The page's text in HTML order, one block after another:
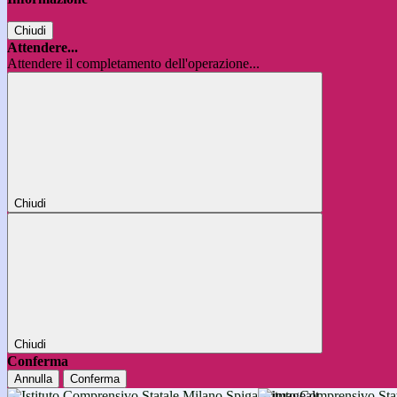
Chiudi
Attendere...
Attendere il completamento dell'operazione...
Chiudi
Chiudi
Conferma
Annulla Conferma